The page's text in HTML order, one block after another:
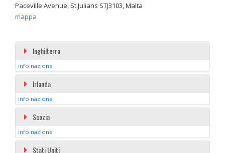
Inghilterra
info nazione
Irlanda
info nazione
Scozia
info nazione
Stati Uniti
Paceville Avenue, St.Julians STJ3103, Malta
mappa